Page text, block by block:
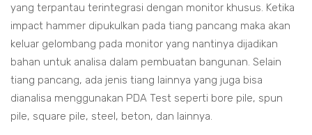
yang terpantau terintegrasi dengan monitor khusus. Ketika
impact hammer dipukulkan pada tiang pancang maka akan
keluar gelombang pada monitor yang nantinya dijadikan
bahan untuk analisa dalam pembuatan bangunan. Selain
tiang pancang, ada jenis tiang lainnya yang juga bisa
dianalisa menggunakan PDA Test seperti bore pile, spun
pile, square pile, steel, beton, dan lainnya.